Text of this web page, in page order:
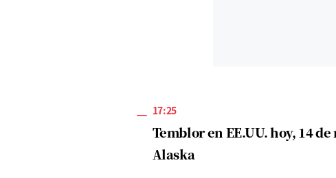
17:25
Temblor en EE.UU. hoy, 14
Alaska